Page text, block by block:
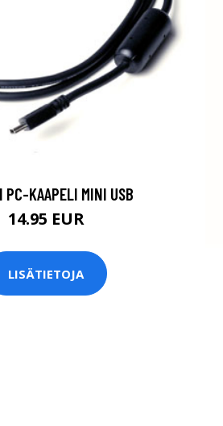
PC-KAAPELI MINI USB
14.95 EUR
LISÄTIETOJA